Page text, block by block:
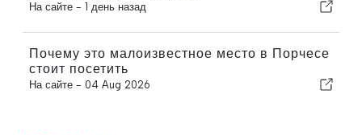
На сайте - 1 день назад
Почему это малоизвестное место в Порчесе
стоит посетить
На сайте - 04 Aug 2026